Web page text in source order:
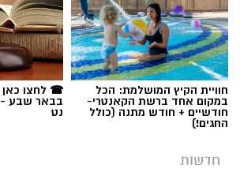
חוויית הקיץ המושלמת: הכל
במקום אחד ברשת הקאנטרי-
חודשיים + חודש מתנה (כולל
החגים!)
☎ לחצו כאן
בבאר שבע -
נט
חדשות
אישום בנגב: פלסטיני
נוספים סמוך לדבירה